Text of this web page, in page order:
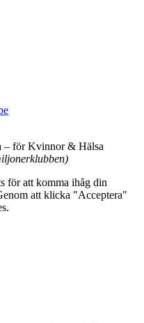
– för Kvinnor & Hälsa
för att komma ihåg din
att klicka "Acceptera"